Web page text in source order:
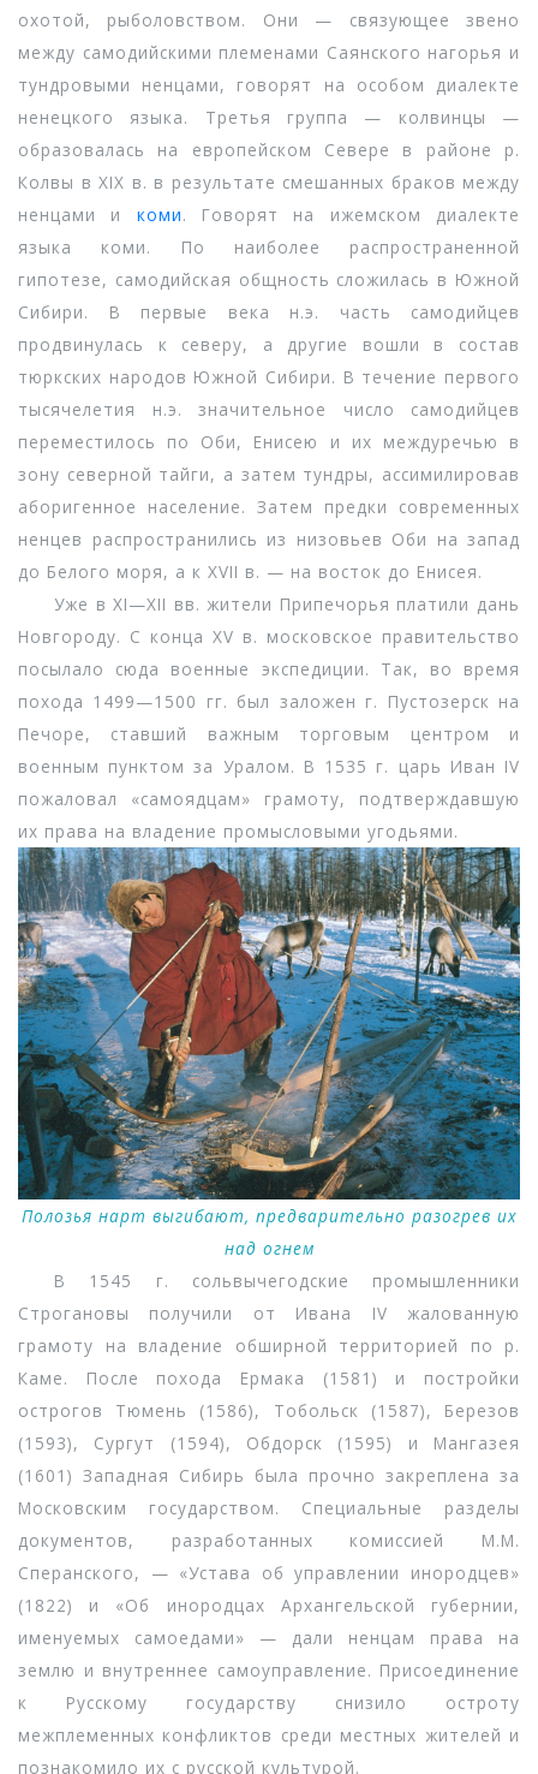
охотой, рыболовством. Они — связующее звено
между самодийскими племенами Саянского нагорья и
тундровыми ненцами, говорят на особом диалекте
ненецкого языка. Третья группа — колвинцы —
образовалась на европейском Севере в районе р.
Колвы в XIX в. в результате смешанных браков между
ненцами и коми. Говорят на ижемском диалекте
языка коми. По наиболее распространенной
гипотезе, самодийская общность сложилась в Южной
Сибири. В первые века н.э. часть самодийцев
продвинулась к северу, а другие вошли в состав
тюркских народов Южной Сибири. В течение первого
тысячелетия н.э. значительное число самодийцев
переместилось по Оби, Енисею и их междуречью в
зону северной тайги, а затем тундры, ассимилировав
аборигенное население. Затем предки современных
ненцев распространились из низовьев Оби на запад
до Белого моря, а к XVII в. — на восток до Енисея.
Уже в XI—XII вв. жители Припечорья платили дань
Новгороду. С конца XV в. московское правительство
посылало сюда военные экспедиции. Так, во время
похода 1499—1500 гг. был заложен г. Пустозерск на
Печоре, ставший важным торговым центром и
военным пунктом за Уралом. В 1535 г. царь Иван IV
пожаловал «самоядцам» грамоту, подтверждавшую
их права на владение промысловыми угодьями.
Полозья нарт выгибают, предварительно разогрев их
над огнем
В 1545 г. сольвычегодские промышленники
Строгановы получили от Ивана IV жалованную
грамоту на владение обширной территорией по р.
Каме. После похода Ермака (1581) и постройки
острогов Тюмень (1586), Тобольск (1587), Березов
(1593), Сургут (1594), Обдорск (1595) и Мангазея
(1601) Западная Сибирь была прочно закреплена за
Московским государством. Специальные разделы
документов, разработанных комиссией М.М.
Сперанского, — «Устава об управлении инородцев»
(1822) и «Об инородцах Архангельской губернии,
именуемых самоедами» — дали ненцам права на
землю и внутреннее самоуправление. Присоединение
к Русскому государству снизило остроту
межплеменных конфликтов среди местных жителей и
познакомило их с русской культурой.